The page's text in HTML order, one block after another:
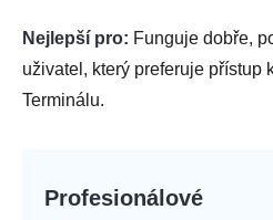
Nejlepší pro: Funguje dobře,
uživatel, který preferuje přístup
Terminálu.
Profesionálové